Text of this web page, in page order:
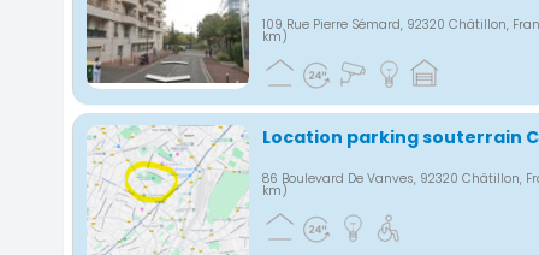
109 Rue Pierre Sémard, 92320 Châtillon,
km)
Location parking souterrain
86 Boulevard De Vanves, 92320 Châtillon,
km)